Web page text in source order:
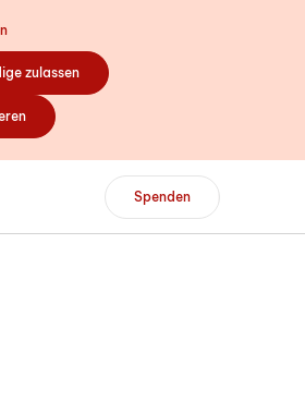
zulassen
Spenden